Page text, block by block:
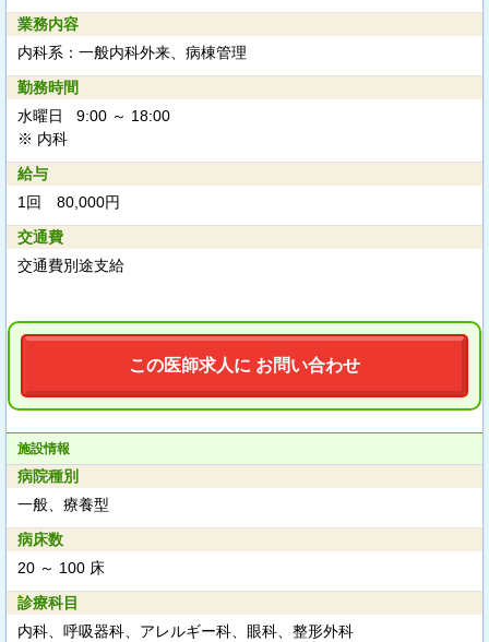
業務内容
内科系：一般内科外来、病棟管理
勤務時間
水曜日 9:00 ～ 18:00
※ 内科
給与
1回 80,000円
交通費
交通費別途支給
この医師求人に お問い合わせ
施設情報
病院種別
一般、療養型
病床数
20 ～ 100 床
診療科目
内科、呼吸器科、アレルギー科、眼科、整形外科